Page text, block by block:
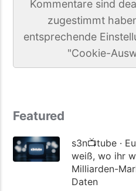
Kommentare sind
zugestimmt
entsprechende
"Cookie-
Featured
s3n📺tube ·
weiß, wo ihr
Milliarden-
Daten